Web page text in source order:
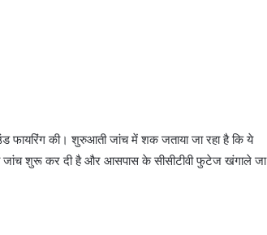
की। शुरुआती जांच में शक जताया जा रहा है कि ये
जांच शुरू कर दी है और आसपास के सीसीटीवी फुटेज खंगाले जा